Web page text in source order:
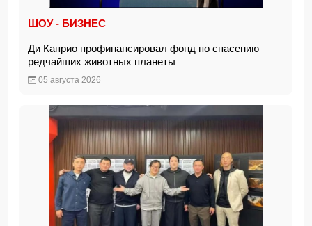
ШОУ - БИЗНЕС
Ди Каприо профинансировал фонд по спасению
редчайших животных планеты
05 августа 2026